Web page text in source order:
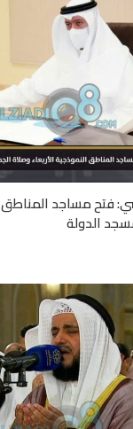
فتح مساجد المناطق
الدولة